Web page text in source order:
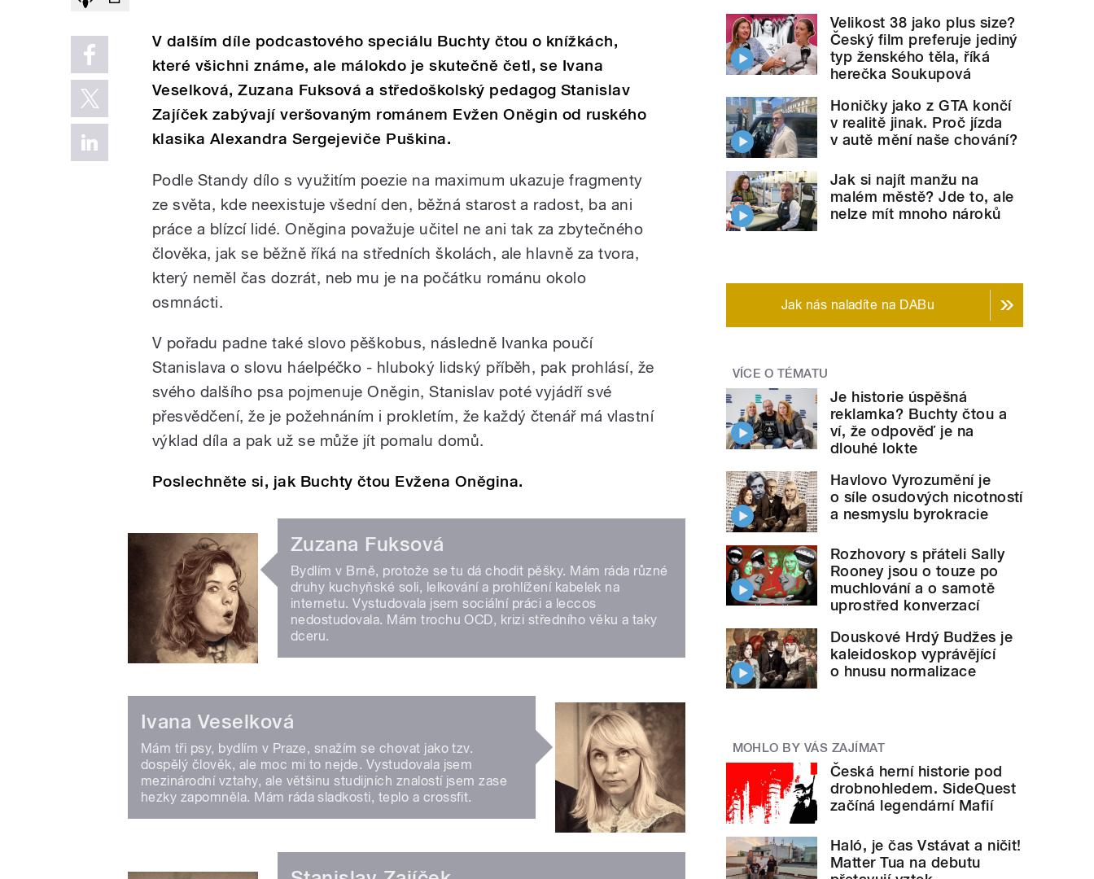
V dalším díle podcastového speciálu Buchty čtou o knížkách,
které všichni známe, ale málokdo je skutečně četl, se Ivana
Veselková, Zuzana Fuksová a středoškolský pedagog Stanislav
Zajíček zabývají veršovaným románem Evžen Oněgin od ruského
klasika Alexandra Sergejeviče Puškina.
Podle Standy dílo s využitím poezie na maximum ukazuje fragmenty
ze světa, kde neexistuje všední den, běžná starost a radost, ba ani
práce a blízcí lidé. Oněgina považuje učitel ne ani tak za zbytečného
člověka, jak se běžně říká na středních školách, ale hlavně za tvora,
který neměl čas dozrát, neb mu je na počátku románu okolo
osmnácti.
V pořadu padne také slovo pěškobus, následně Ivanka poučí
Stanislava o slovu háelpéčko - hluboký lidský příběh, pak prohlásí, že
svého dalšího psa pojmenuje Oněgin, Stanislav poté vyjádří své
přesvědčení, že je požehnáním i prokletím, že každý čtenář má vlastní
výklad díla a pak už se může jít pomalu domů.
Poslechněte si, jak Buchty čtou Evžena Oněgina.
Zuzana Fuksová
Bydlím v Brně, protože se tu dá chodit pěšky. Mám ráda různé
druhy kuchyňské soli, lelkování a prohlížení kabelek na
internetu. Vystudovala jsem sociální práci a leccos
nedostudovala. Mám trochu OCD, krizi středního věku a taky
dceru.
Ivana Veselková
Mám tři psy, bydlím v Praze, snažím se chovat jako tzv.
dospělý člověk, ale moc mi to nejde. Vystudovala jsem
mezinárodní vztahy, ale většinu studijních znalostí jsem zase
hezky zapomněla. Mám ráda sladkosti, teplo a crossfit.
Velikost 38 jako plus size?
Český film preferuje jediný
typ ženského těla, říká
herečka Soukupová
Honičky jako z GTA končí
v realitě jinak. Proč jízda
v autě mění naše chování?
Jak si najít manžu na
malém městě? Jde to, ale
nelze mít mnoho nároků
Jak nás naladíte na DABu
VÍCE O TÉMATU
Je historie úspěšná
reklamka? Buchty čtou a
ví, že odpověď je na
dlouhé lokte
Havlovo Vyrozumění je
o síle osudových nicotností
a nesmyslu byrokracie
Rozhovory s přáteli Sally
Rooney jsou o touze po
muchlování a o samotě
uprostřed konverzací
Douskové Hrdý Budžes je
kaleidoskop vyprávějící
o hnusu normalizace
MOHLO BY VÁS ZAJÍMAT
Česká herní historie pod
drobnohledem. SideQuest
začíná legendární Mafií
Haló, je čas Vstávat a ničit!
Matter Tua na debutu